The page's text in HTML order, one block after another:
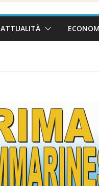
ATTUALITÀ